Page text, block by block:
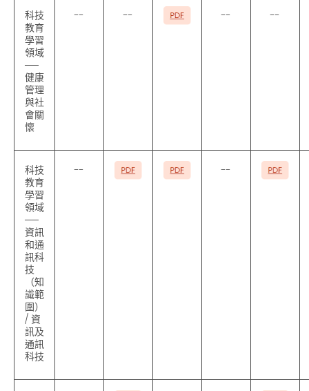
科技
教育
學習
領域
──
健康
管理
與社
會關
懷
-- -- -- --
科技
教育
學習
領域
──
資訊
和通
訊科
技
（知
識範
圍）
/ 資
訊及
通訊
科技
-- --